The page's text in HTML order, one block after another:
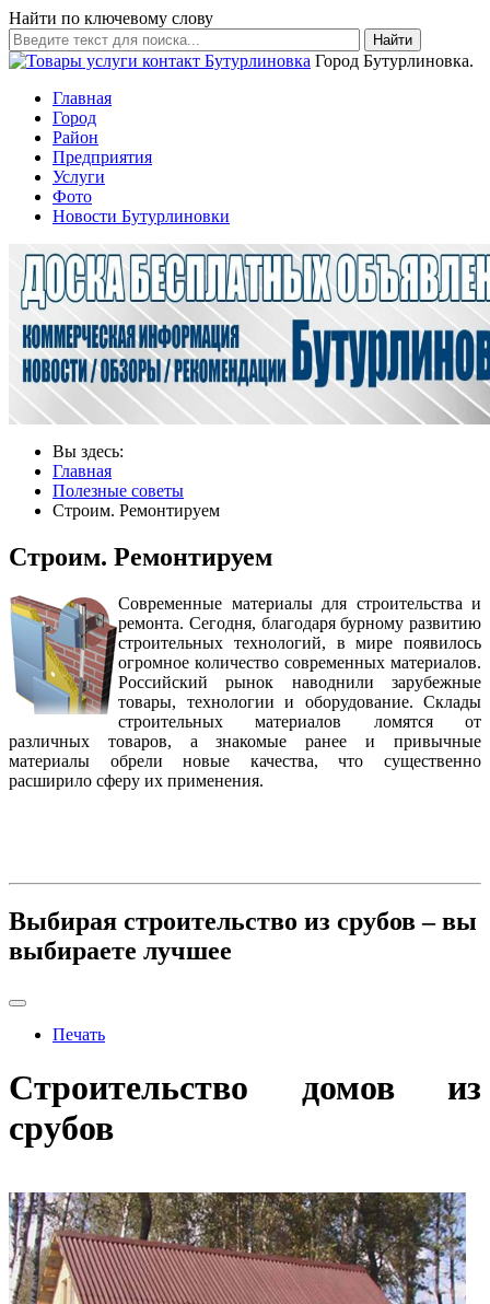
Найти по ключевому слову
Найти
Город Бутурлиновка.
Главная
Город
Район
Предприятия
Услуги
Фото
Новости Бутурлиновки
Вы здесь:
Главная
Полезные советы
Строим. Ремонтируем
Строим. Ремонтируем
Современные материалы для строительства и
ремонта. Сегодня, благодаря бурному развитию
строительных технологий, в мире появилось
огромное количество со­временных материалов.
Российский рынок наводнили зарубежные
товары, технологии и оборудование. Скла­ды
строительных материалов ломятся от
различных то­варов, а знакомые ранее и привычные
материалы обрели новые качества, что существенно
расширило сферу их применения.
Выбирая строительство из срубов – вы
выбираете лучшее
Печать
Строительство домов из
срубов